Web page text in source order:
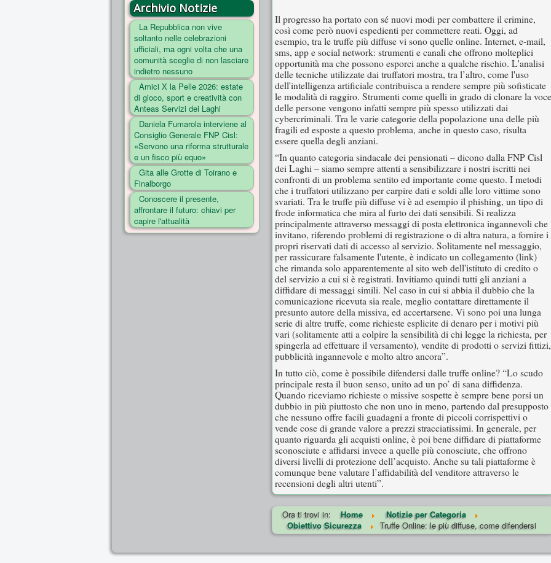
Archivio Notizie
La Repubblica non vive
soltanto nelle celebrazioni
ufficiali, ma ogni volta che una
comunità sceglie di non lasciare
indietro nessuno
Amici X la Pelle 2026: estate
di gioco, sport e creatività con
Anteas Servizi dei Laghi
Daniela Fumarola interviene al
Consiglio Generale FNP Cisl:
«Servono una riforma strutturale
e un fisco più equo»
Gita alle Grotte di Toirano e
Finalborgo
Conoscere il presente,
affrontare il futuro: chiavi per
capire l'attualità
Il progresso ha portato con sé nuovi modi per combattere il crimine,
così come però nuovi espedienti per commettere reati. Oggi, ad
esempio, tra le truffe più diffuse vi sono quelle online. Internet, e-mail,
sms, app e social network: strumenti e canali che offrono molteplici
opportunità ma che possono esporci anche a qualche rischio. L'analisi
delle tecniche utilizzate dai truffatori mostra, tra l’altro, come l'uso
dell'intelligenza artificiale contribuisca a rendere sempre più sofisticate
le modalità di raggiro. Strumenti come quelli in grado di clonare la voce
delle persone vengono infatti sempre più spesso utilizzati dai
cybercriminali. Tra le varie categorie della popolazione una delle più
fragili ed esposte a questo problema, anche in questo caso, risulta
essere quella degli anziani.
“In quanto categoria sindacale dei pensionati – dicono dalla FNP Cisl
dei Laghi – siamo sempre attenti a sensibilizzare i nostri iscritti nei
confronti di un problema sentito ed importante come questo. I metodi
che i truffatori utilizzano per carpire dati e soldi alle loro vittime sono
svariati. Tra le truffe più diffuse vi è ad esempio il phishing, un tipo di
frode informatica che mira al furto dei dati sensibili. Si realizza
principalmente attraverso messaggi di posta elettronica ingannevoli che
invitano, riferendo problemi di registrazione o di altra natura, a fornire i
propri riservati dati di accesso al servizio. Solitamente nel messaggio,
per rassicurare falsamente l'utente, è indicato un collegamento (link)
che rimanda solo apparentemente al sito web dell'istituto di credito o
del servizio a cui si è registrati. Invitiamo quindi tutti gli anziani a
diffidare di messaggi simili. Nel caso in cui si abbia il dubbio che la
comunicazione ricevuta sia reale, meglio contattare direttamente il
presunto autore della missiva, ed accertarsene. Vi sono poi una lunga
serie di altre truffe, come richieste esplicite di denaro per i motivi più
vari (solitamente atti a colpire la sensibilità di chi legge la richiesta, per
spingerla ad effettuare il versamento), vendite di prodotti o servizi fittizi,
pubblicità ingannevole e molto altro ancora”.
In tutto ciò, come è possibile difendersi dalle truffe online? “Lo scudo
principale resta il buon senso, unito ad un po’ di sana diffidenza.
Quando riceviamo richieste o missive sospette è sempre bene porsi un
dubbio in più piuttosto che non uno in meno, partendo dal presupposto
che nessuno offre facili guadagni a fronte di piccoli corrispettivi o
vende cose di grande valore a prezzi stracciatissimi. In generale, per
quanto riguarda gli acquisti online, è poi bene diffidare di piattaforme
sconosciute e affidarsi invece a quelle più conosciute, che offrono
diversi livelli di protezione dell’acquisto. Anche su tali piattaforme è
comunque bene valutare l’affidabilità del venditore attraverso le
recensioni degli altri utenti”.
Ora ti trovi in: Home
Notizie per Categoria
Obiettivo Sicurezza
Truffe Online: le più diffuse, come difendersi